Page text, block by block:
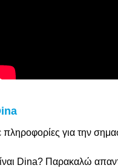
πληροφορίες για την
Dina? Παρακαλώ